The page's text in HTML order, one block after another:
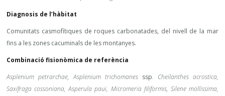
Diagnosis de l’hàbitat
Comunitats casmofítiques de roques carbonatades, del nivell de la mar
fins a les zones cacuminals de les montanyes.
Combinació fisionòmica de referència
Asplenium petrarchae, Asplenium trichomanes ssp. Cheilanthes acrostica,
Saxifraga cossoniana, Asperula paui, Micromeria filiformis, Silene mollissima,